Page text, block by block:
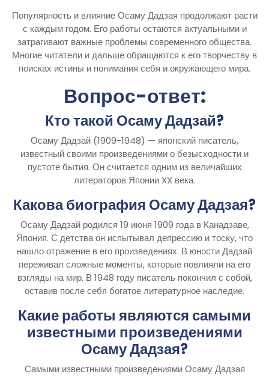
Популярность и влияние Осаму Дадзая продолжают расти
с каждым годом. Его работы остаются актуальными и
затрагивают важные проблемы современного общества.
Многие читатели и дальше обращаются к его творчеству в
поисках истины и понимания себя и окружающего мира.
Вопрос-ответ:
Кто такой Осаму Дадзай?
Осаму Дадзай (1909-1948) — японский писатель,
известный своими произведениями о безысходности и
пустоте бытия. Он считается одним из величайших
литераторов Японии XX века.
Какова биография Осаму Дадзая?
Осаму Дадзай родился 19 июня 1909 года в Канадзаве,
Япония. С детства он испытывал депрессию и тоску, что
нашло отражение в его произведениях. В юности Дадзай
переживал сложные моменты, которые повлияли на его
взгляды на мир. В 1948 году писатель покончил с собой,
оставив после себя богатое литературное наследие.
Какие работы являются самыми
известными произведениями
Осаму Дадзая?
Самыми известными произведениями Осаму Дадзая